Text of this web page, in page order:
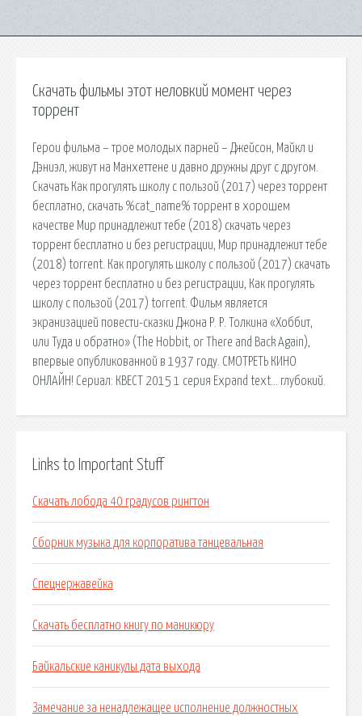
Скачать фильмы этот неловкий момент через
торрент
Герои фильма – трое молодых парней – Джейсон, Майкл и
Дэниэл, живут на Манхеттене и давно дружны друг с другом.
Скачать Как прогулять школу с пользой (2017) через торрент
бесплатно, скачать %cat_name% торрент в хорошем
качестве Мир принадлежит тебе (2018) скачать через
торрент бесплатно и без регистрации, Мир принадлежит тебе
(2018) torrent. Как прогулять школу с пользой (2017) скачать
через торрент бесплатно и без регистрации, Как прогулять
школу с пользой (2017) torrent. Фильм является
экранизацией повести-сказки Джона Р. Р. Толкина «Хоббит,
или Туда и обратно» (The Hobbit, or There and Back Again),
впервые опубликованной в 1937 году. СМОТРЕТЬ КИНО
ОНЛАЙН! Сериал: КВЕСТ 2015 1 серия Expand text… глубокий.
Links to Important Stuff
Скачать лобода 40 градусов рингтон
Сборник музыка для корпоратива танцевальная
Спецнержавейка
Скачать бесплатно книгу по маникюру
Байкальские каникулы дата выхода
Замечание за ненадлежащее исполнение должностных